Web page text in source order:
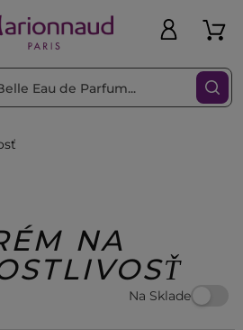
Zl'avy
NA
Na Sklade
Filtrovať